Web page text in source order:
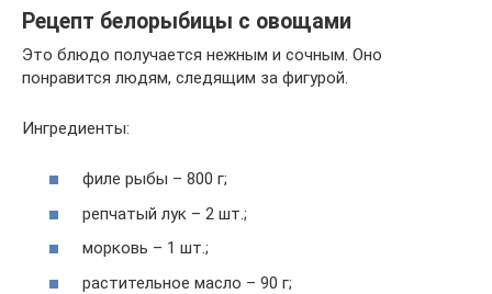
Рецепт белорыбицы с овощами
Это блюдо получается нежным и сочным. Оно
понравится людям, следящим за фигурой.
Ингредиенты:
филе рыбы – 800 г;
репчатый лук – 2 шт.;
морковь – 1 шт.;
растительное масло – 90 г;